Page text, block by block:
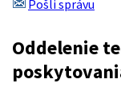
Pošli správu
Oddelenie